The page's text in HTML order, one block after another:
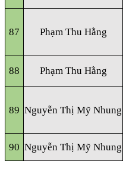
87 Phạm Thu Hằng
88 Phạm Thu Hằng
89 Nguyễn Thị Mỹ Nhung
90 Nguyễn Thị Mỹ Nhung